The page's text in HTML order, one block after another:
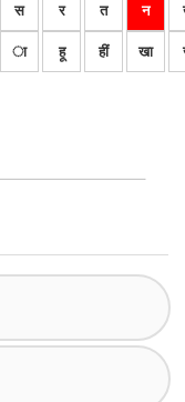
स र त न
ा हू हीं खा